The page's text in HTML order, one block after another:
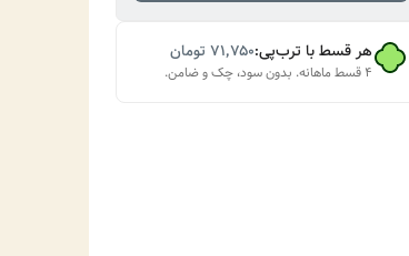
هر قسط با ترب‌پی:۷۱٬۷۵۰ تومان
۴ قسط ماهانه. بدون سود، چک و ضامن.